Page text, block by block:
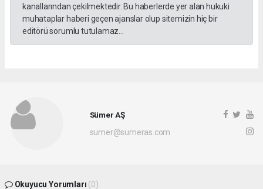
kanallarından çekilmektedir. Bu haberlerde yer alan hukuki
muhataplar haberi geçen ajanslar olup sitemizin hiç bir
editörü sorumlu tutulamaz...
Sümer AŞ
sumer@sumeras.com
Okuyucu Yorumları (0)